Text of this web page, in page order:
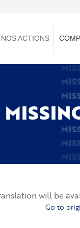
NOS ACTIONS
will be
Go to